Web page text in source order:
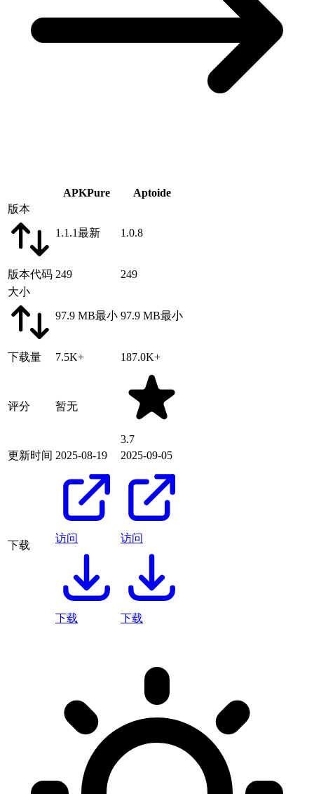
APKPure
Aptoide
版本
1.1.1最新 1.0.8
版本代码 249
249
大小
97.9 MB最小 97.9 MB最小
下载量 7.5K+ 187.0K+
评分 暂无
3.7
更新时间 2025-08-19 2025-09-05
下载
访问
下载
访问
下载